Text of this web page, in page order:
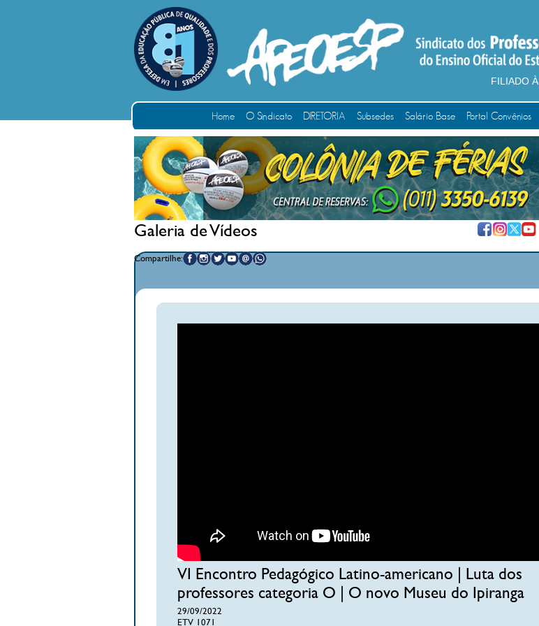
FILIADO À
Home O Sindicato DIRETORIA Subsedes Salário Base Portal Convênios
Galeria de Vídeos
Compartilhe:
VI Encontro Pedagógico Latino-americano | Luta dos
professores categoria O | O novo Museu do Ipiranga
29/09/2022
ETV 1071